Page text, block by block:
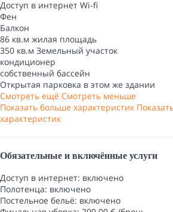
Доступ в интернет Wi-fi
Фен
Балкон
86 кв.м жилая площадь
350 кв.м Земельный участок
кондиционер
собственный бассейн
Открытая парковка в этом же здании
Смотреть ещё Смотреть меньше
Показать больше характеристик
характеристик
Обязательные и включённые услуги
Доступ в интернет: включено
Полотенца: включено
Постельное бельё: включено